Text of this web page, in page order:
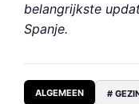
belangrijkste
Spanje.
ALGEMEEN #